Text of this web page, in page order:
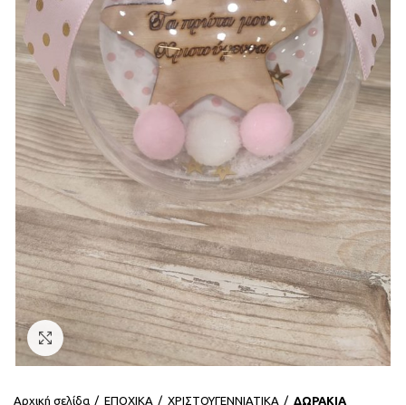
Click to enlarge
Αρχική σελίδα ΕΠΟΧΙΚΑ ΧΡΙΣΤΟΥΓΕΝΝΙΑΤΙΚΑ ΔΩΡΑΚΙΑ